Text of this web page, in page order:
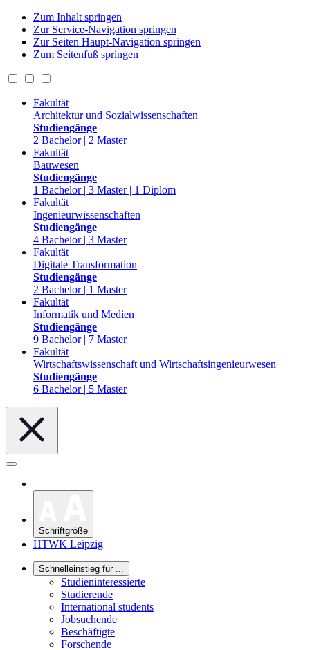
Zum Inhalt springen
Zur Service-Navigation springen
Zur Seiten Haupt-Navigation springen
Zum Seitenfuß springen
Fakultät
Architektur und Sozialwissenschaften
Studiengänge
2 Bachelor | 2 Master
Fakultät
Bauwesen
Studiengänge
1 Bachelor | 3 Master | 1 Diplom
Fakultät
Ingenieurwissenschaften
Studiengänge
4 Bachelor | 3 Master
Fakultät
Digitale Transformation
Studiengänge
2 Bachelor | 1 Master
Fakultät
Informatik und Medien
Studiengänge
9 Bachelor | 7 Master
Fakultät
Wirtschaftswissenschaft und Wirtschaftsingenieurwesen
Studiengänge
6 Bachelor | 5 Master
Schriftgröße
HTWK Leipzig
Schnelleinstieg für ...
Studieninteressierte
Studierende
International students
Jobsuchende
Beschäftigte
Forschende